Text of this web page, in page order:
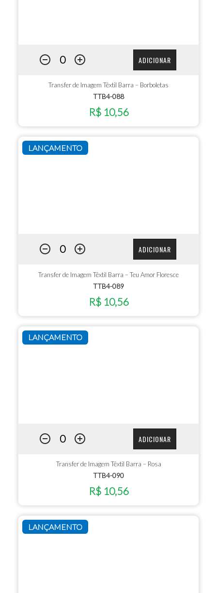
ADICIONAR
Transfer de Imagem Têxtil Barra – Borboletas
TTB4-088
R$ 10,56
LANÇAMENTO
ADICIONAR
Transfer de Imagem Têxtil Barra – Teu Amor Floresce
TTB4-089
R$ 10,56
LANÇAMENTO
ADICIONAR
Transfer de Imagem Têxtil Barra – Rosa
TTB4-090
R$ 10,56
LANÇAMENTO